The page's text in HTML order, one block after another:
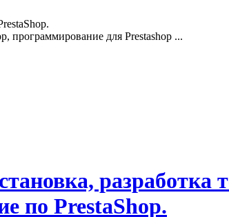
программирование для Prestashop ...